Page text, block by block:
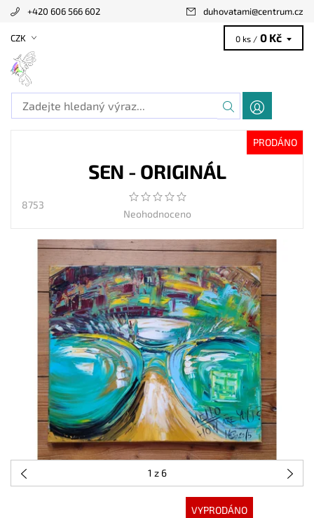
+420 606 566 602 duhovatami@centrum.cz
CZK 0 ks / 0 Kč
PRODÁNO
SEN - ORIGINÁL
8753
Neohodnoceno
1 z 6
VYPRODÁNO